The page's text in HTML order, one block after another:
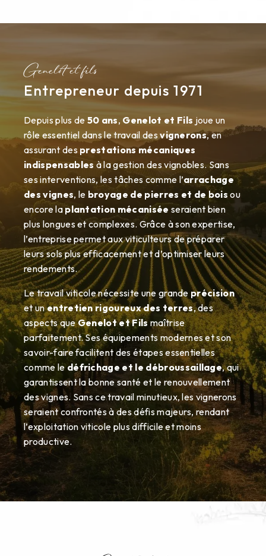
Genelot et fils
Entrepreneur depuis 1971
Depuis plus de 50 ans, Genelot et Fils joue un
rôle essentiel dans le travail desvignerons, en
assurant des prestations mécaniques
indispensables à la gestion des vignobles. Sans
ses interventions, les tâches comme l’arrachage
des vignes, le broyage de pierres et de bois ou
encore laplantation mécanisée seraient bien
plus longues et complexes. Grâce à son expertise,
l’entreprise permet aux viticulteurs de préparer
leurs sols plus efficacement et d’optimiser leurs
rendements.
Le travail viticole nécessite une grande précision
et unentretien rigoureux des terres, des
aspects queGenelot et Filsmaîtrise
parfaitement. Ses équipements modernes et son
savoir-faire facilitent des étapes essentielles
comme ledéfrichage et le débroussaillage, qui
garantissent la bonne santé et le renouvellement
des vignes. Sans ce travail minutieux, les vignerons
seraient confrontés à des défis majeurs, rendant
l’exploitation viticole plus difficile et moins
productive.